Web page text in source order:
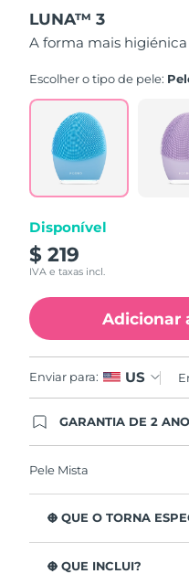
5
estrelas,
valor
de
Read
Reviews.
Link
abre
mesma
LUNA™ 3
A forma mais
Escolher o tipo de pele:
Disponível
$ 219
IVA e taxas incl.
Adicionar
Enviar para: US
GARANTIA DE 2
significa que se você
produto
e Luna Play plus cuja
Pele Mista
O QUE O TORNA
impurezas, sebo e
O QUE INCLUI?